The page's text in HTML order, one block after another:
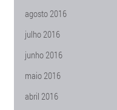
agosto 2016
julho 2016
junho 2016
maio 2016
abril 2016